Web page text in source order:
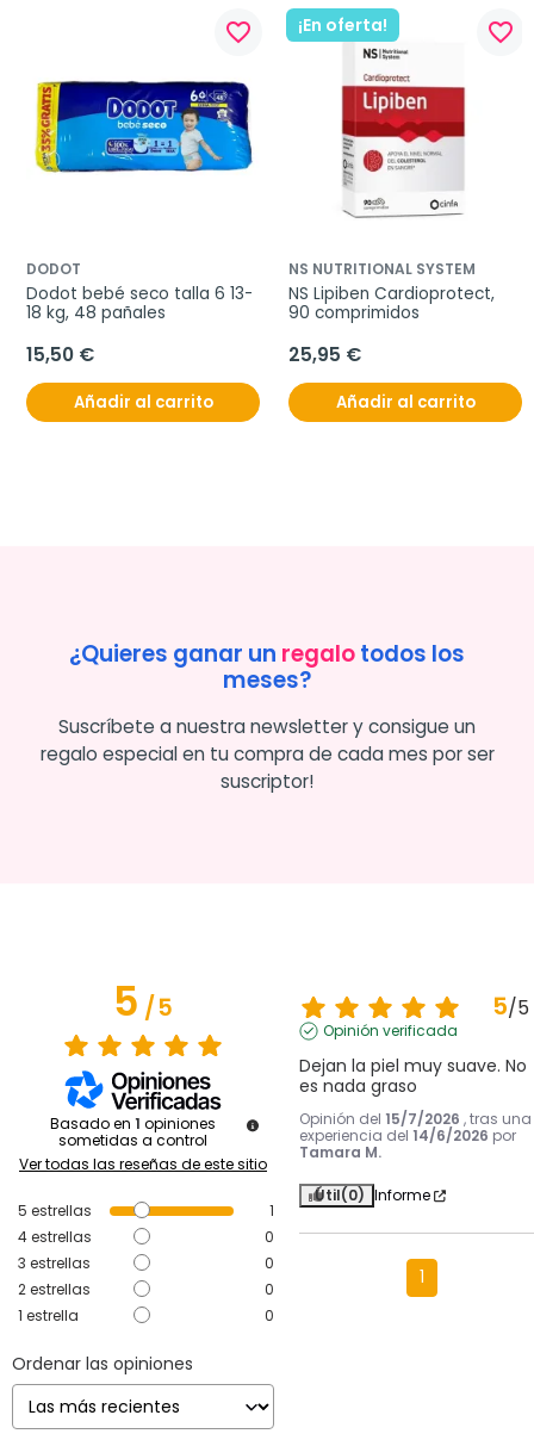
favorite_border
DODOT
Dodot bebé seco talla 6 13-
18 kg, 48 pañales
15,50 €
Añadir al carrito
¡En oferta! favorite_border
NS NUTRITIONAL SYSTEM
NS Lipiben Cardioprotect,
90 comprimidos
25,95 €
Añadir al carrito
¿Quieres ganar un regalotodos los
meses?
Suscríbete a nuestra newsletter y consigue un
regalo especial en tu compra de cada mes por ser
suscriptor!
5/5
Basado en 1 opiniones
sometidas a control
Ver todas las reseñas de este sitio
5 estrellas
1
4estrellas
0
3 estrellas
0
2estrellas
0
1 estrella 0
Ordenar las opiniones
5/5
Opinión verificada
Dejan la piel muy suave. No
es nada graso
Opinión del 15/7/2026 , tras una
experiencia del 14/6/2026 por
Tamara M.
Útil(0) Informe
1